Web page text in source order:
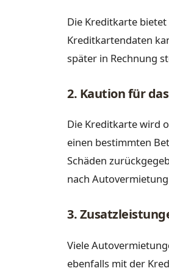
Die Kreditkarte
Kreditkartendaten
später in Rechnung
2. Kaution für
Die Kreditkarte wird
einen bestimmten
Schäden
nach
3.
Viele
ebenfalls mit der